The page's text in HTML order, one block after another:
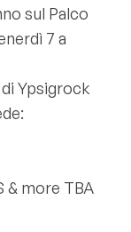
sul Palco
7 a
Ypsigrock
& more TBA